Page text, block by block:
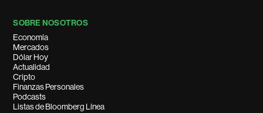
SOBRE NOSOTROS
Economía
Mercados
Dólar Hoy
Actualidad
Cripto
Finanzas Personales
Podcasts
Listas de Bloomberg Línea